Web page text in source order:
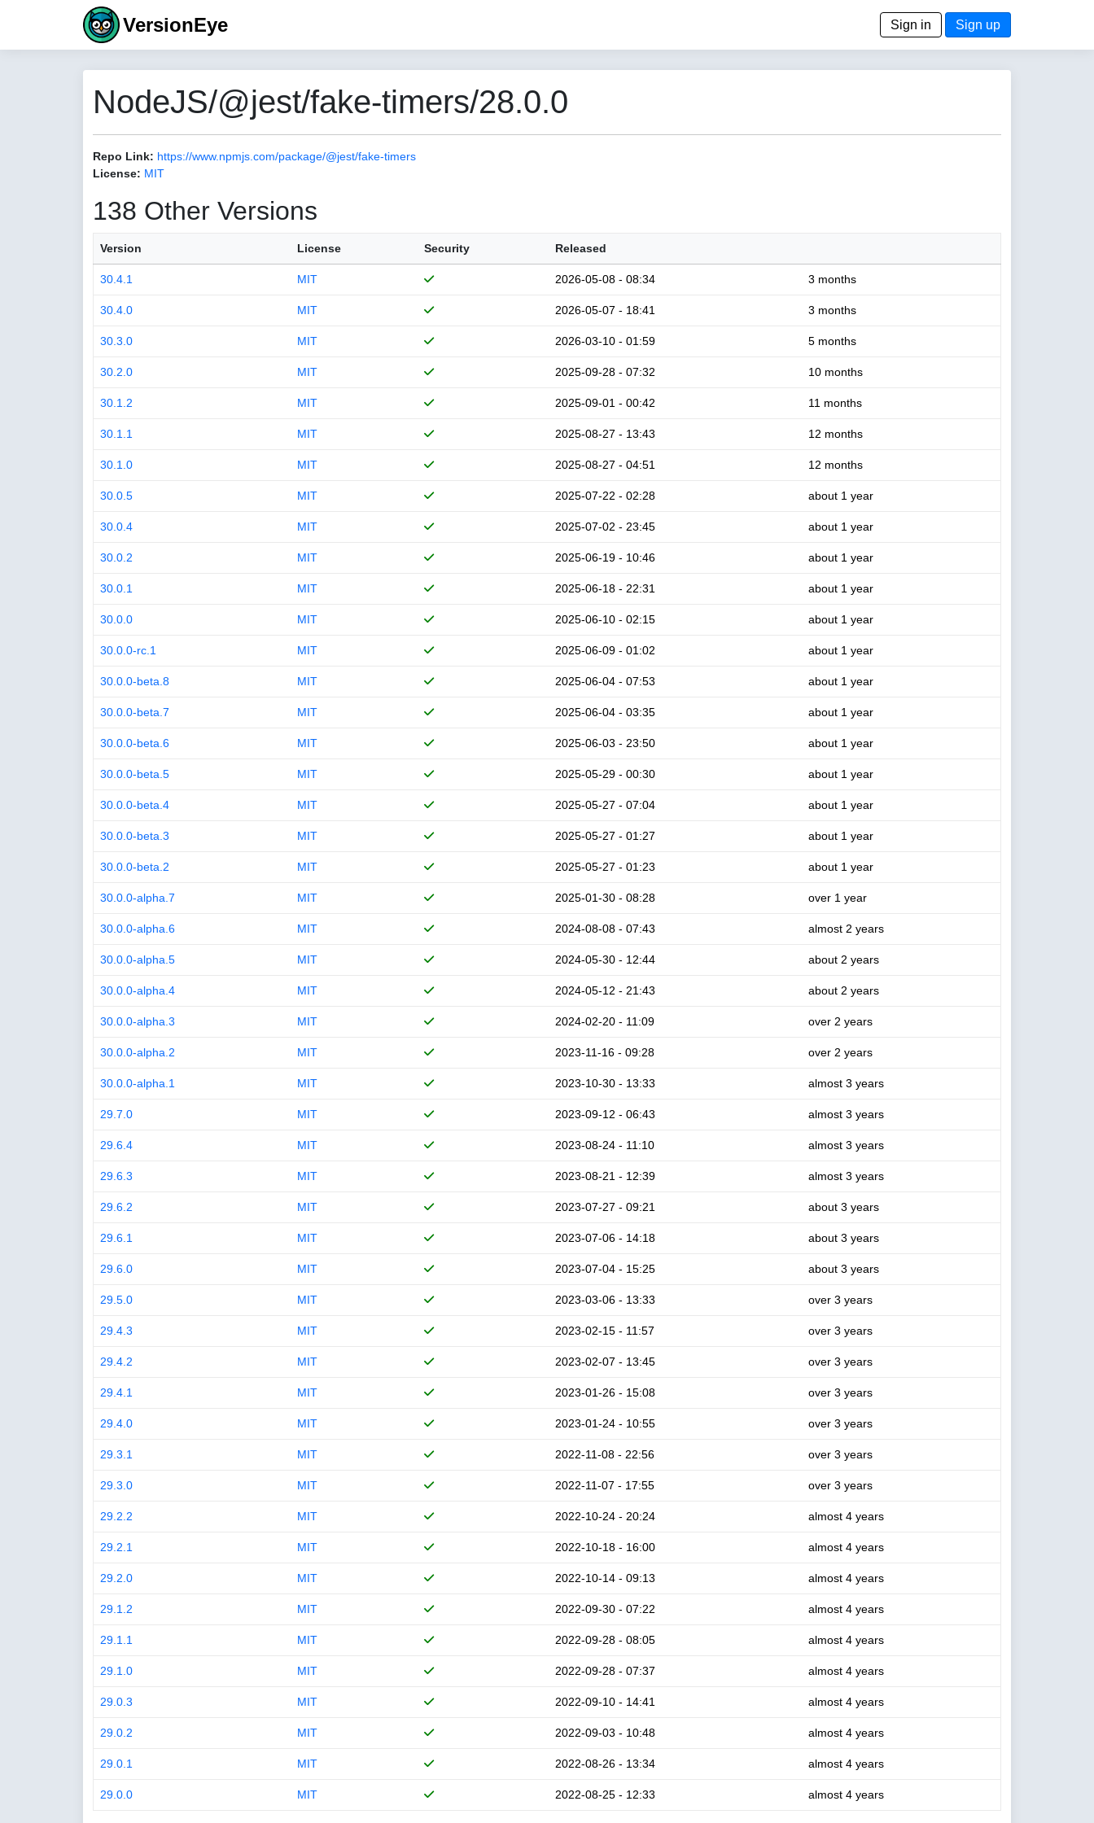
VersionEye Sign in Sign up
NodeJS/@jest/fake-timers/28.0.0
Repo Link: https://www.npmjs.com/package/@jest/fake-timers
License: MIT
138 Other Versions
Version License Security Released
30.4.1 MIT 2026-05-08 - 08:34 3 months
30.4.0 MIT 2026-05-07 - 18:41 3 months
30.3.0 MIT 2026-03-10 - 01:59 5 months
30.2.0 MIT 2025-09-28 - 07:32 10 months
30.1.2 MIT 2025-09-01 - 00:42 11 months
30.1.1 MIT 2025-08-27 - 13:43 12 months
30.1.0 MIT 2025-08-27 - 04:51 12 months
30.0.5 MIT 2025-07-22 - 02:28 about 1 year
30.0.4 MIT 2025-07-02 - 23:45 about 1 year
30.0.2 MIT 2025-06-19 - 10:46 about 1 year
30.0.1 MIT 2025-06-18 - 22:31 about 1 year
30.0.0 MIT 2025-06-10 - 02:15 about 1 year
30.0.0-rc.1 MIT 2025-06-09 - 01:02 about 1 year
30.0.0-beta.8 MIT 2025-06-04 - 07:53 about 1 year
30.0.0-beta.7 MIT 2025-06-04 - 03:35 about 1 year
30.0.0-beta.6 MIT 2025-06-03 - 23:50 about 1 year
30.0.0-beta.5 MIT 2025-05-29 - 00:30 about 1 year
30.0.0-beta.4 MIT 2025-05-27 - 07:04 about 1 year
30.0.0-beta.3 MIT 2025-05-27 - 01:27 about 1 year
30.0.0-beta.2 MIT 2025-05-27 - 01:23 about 1 year
30.0.0-alpha.7 MIT 2025-01-30 - 08:28 over 1 year
30.0.0-alpha.6 MIT 2024-08-08 - 07:43 almost 2 years
30.0.0-alpha.5 MIT 2024-05-30 - 12:44 about 2 years
30.0.0-alpha.4 MIT 2024-05-12 - 21:43 about 2 years
30.0.0-alpha.3 MIT 2024-02-20 - 11:09 over 2 years
30.0.0-alpha.2 MIT 2023-11-16 - 09:28 over 2 years
30.0.0-alpha.1 MIT 2023-10-30 - 13:33 almost 3 years
29.7.0 MIT 2023-09-12 - 06:43 almost 3 years
29.6.4 MIT 2023-08-24 - 11:10 almost 3 years
29.6.3 MIT 2023-08-21 - 12:39 almost 3 years
29.6.2 MIT 2023-07-27 - 09:21 about 3 years
29.6.1 MIT 2023-07-06 - 14:18 about 3 years
29.6.0 MIT 2023-07-04 - 15:25 about 3 years
29.5.0 MIT 2023-03-06 - 13:33 over 3 years
29.4.3 MIT 2023-02-15 - 11:57 over 3 years
29.4.2 MIT 2023-02-07 - 13:45 over 3 years
29.4.1 MIT 2023-01-26 - 15:08 over 3 years
29.4.0 MIT 2023-01-24 - 10:55 over 3 years
29.3.1 MIT 2022-11-08 - 22:56 over 3 years
29.3.0 MIT 2022-11-07 - 17:55 over 3 years
29.2.2 MIT 2022-10-24 - 20:24 almost 4 years
29.2.1 MIT 2022-10-18 - 16:00 almost 4 years
29.2.0 MIT 2022-10-14 - 09:13 almost 4 years
29.1.2 MIT 2022-09-30 - 07:22 almost 4 years
29.1.1 MIT 2022-09-28 - 08:05 almost 4 years
29.1.0 MIT 2022-09-28 - 07:37 almost 4 years
29.0.3 MIT 2022-09-10 - 14:41 almost 4 years
29.0.2 MIT 2022-09-03 - 10:48 almost 4 years
29.0.1 MIT 2022-08-26 - 13:34 almost 4 years
29.0.0 MIT 2022-08-25 - 12:33 almost 4 years